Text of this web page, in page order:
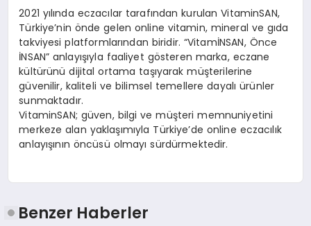
2021 yılında eczacılar tarafından kurulan VitaminSAN,
Türkiye’nin önde gelen online vitamin, mineral ve gıda
takviyesi platformlarından biridir. “VitamİNSAN, Önce
İNSAN” anlayışıyla faaliyet gösteren marka, eczane
kültürünü dijital ortama taşıyarak müşterilerine
güvenilir, kaliteli ve bilimsel temellere dayalı ürünler
sunmaktadır.
VitaminSAN; güven, bilgi ve müşteri memnuniyetini
merkeze alan yaklaşımıyla Türkiye’de online eczacılık
anlayışının öncüsü olmayı sürdürmektedir.
Benzer Haberler